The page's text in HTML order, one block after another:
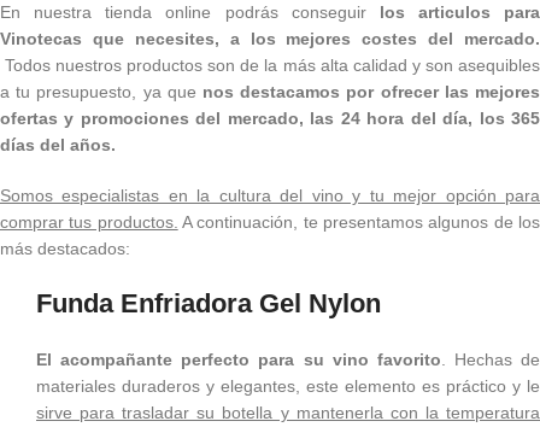
En nuestra tienda online podrás conseguir los articulos para
Vinotecas que necesites, a los mejores costes del mercado.
Todos nuestros productos son de la más alta calidad y son asequibles
a tu presupuesto, ya que nos destacamos por ofrecer las mejores
ofertas y promociones del mercado, las 24 hora del día, los 365
días del años.
Somos especialistas en la cultura del vino y tu mejor opción para
comprar tus productos. A continuación, te presentamos algunos de los
más destacados:
Funda Enfriadora Gel Nylon
El acompañante perfecto para su vino favorito . Hechas de
materiales duraderos y elegantes, este elemento es práctico y le
sirve para trasladar su botella y mantenerla con la temperatura